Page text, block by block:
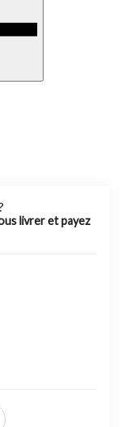
livrer et payez